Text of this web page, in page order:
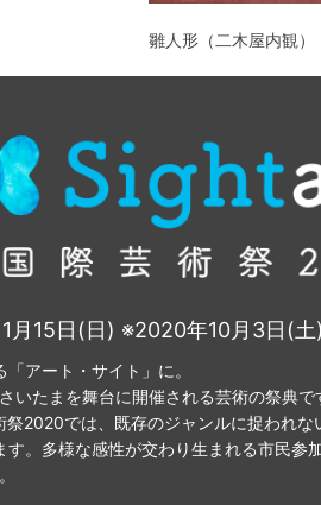
雛人形（二木屋内観）
月15日(日) ※2020年10月3日(
アート・サイト」に。
いたまを舞台に開催される芸術の祭典
2020では、既存のジャンルに捉われな
。多様な感性が交わり生まれる市民参